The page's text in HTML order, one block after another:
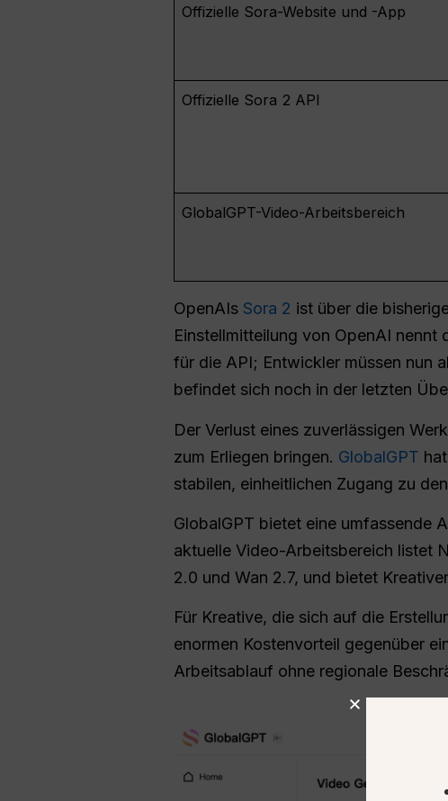
Offizielle Sora-Website und -App
Offizielle Sora 2 API
GlobalGPT-Video-Arbeitsbereich
OpenAIs Sora 2 ist über die
Einstellmitteilung von OpenAI
für die API; Entwickler müssen nun
befindet sich noch in der letzten
Der Verlust eines zuverlässigen
zum Erliegen bringen. GlobalGPT
stabilen, einheitlichen Zugang zu
GlobalGPT bietet eine umfassende
aktuelle Video-Arbeitsbereich listet
2.0 und Wan 2.7, und bietet
Für Kreative, die sich auf die
enormen Kostenvorteil gegenüber
Arbeitsablauf ohne regionale